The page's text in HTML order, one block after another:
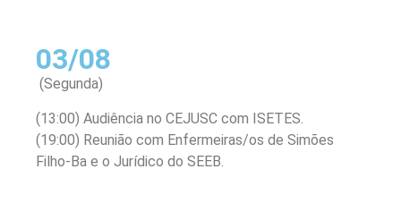
03/08
(Segunda)
(13:00) Audiência no CEJUSC com ISETES.
(19:00) Reunião com Enfermeiras/os de Simões
Filho-Ba e o Jurídico do SEEB.